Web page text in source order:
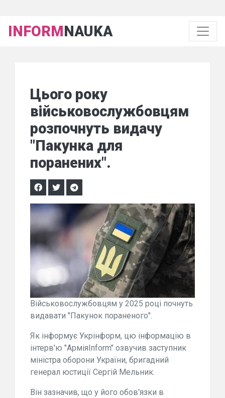
INFORMNAUKA
Цього року
військовослужбовцям
розпочнуть видачу
"Пакунка для
поранених".
Військовослужбовцям у 2025 році почнуть
видавати "Пакунок пораненого".
Як інформує Укрінформ, цю інформацію в
інтерв'ю "АрміяInform" озвучив заступник
міністра оборони України, бригадний
генерал юстиції Сергій Мельник.
Він зазначив, що у його обов'язки в